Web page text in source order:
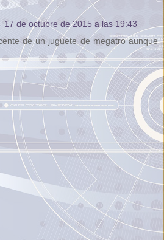
17 de octubre de 2015 a las 19:43
de un juguete de megatro aunque